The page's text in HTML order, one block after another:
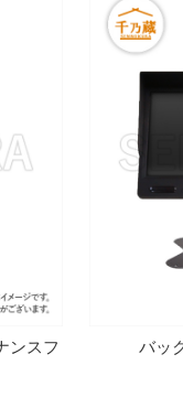
ンスフ
バッ